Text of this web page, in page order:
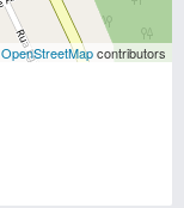
OpenStreetMapcontributors